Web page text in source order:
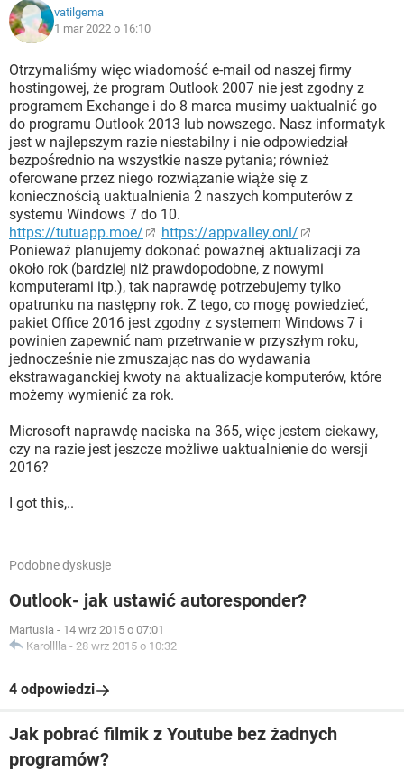
vatilgema
1 mar 2022 o 16:10
Otrzymaliśmy więc wiadomość e-mail od naszej firmy
hostingowej, że program Outlook 2007 nie jest zgodny z
programem Exchange i do 8 marca musimy uaktualnić go
do programu Outlook 2013 lub nowszego. Nasz informatyk
jest w najlepszym razie niestabilny i nie odpowiedział
bezpośrednio na wszystkie nasze pytania; również
oferowane przez niego rozwiązanie wiąże się z
koniecznością uaktualnienia 2 naszych komputerów z
systemu Windows 7 do 10.
https://tutuapp.moe/
https://appvalley.onl/
Ponieważ planujemy dokonać poważnej aktualizacji za
około rok (bardziej niż prawdopodobne, z nowymi
komputerami itp.), tak naprawdę potrzebujemy tylko
opatrunku na następny rok. Z tego, co mogę powiedzieć,
pakiet Office 2016 jest zgodny z systemem Windows 7 i
powinien zapewnić nam przetrwanie w przyszłym roku,
jednocześnie nie zmuszając nas do wydawania
ekstrawaganckiej kwoty na aktualizacje komputerów, które
możemy wymienić za rok.
Microsoft naprawdę naciska na 365, więc jestem ciekawy,
czy na razie jest jeszcze możliwe uaktualnienie do wersji
2016?
I got this,..
Podobne dyskusje
Outlook- jak ustawić autoresponder?
Martusia - 14 wrz 2015 o 07:01
Karolllla - 28 wrz 2015 o 10:32
4 odpowiedzi
Jak pobrać filmik z Youtube bez żadnych
programów?